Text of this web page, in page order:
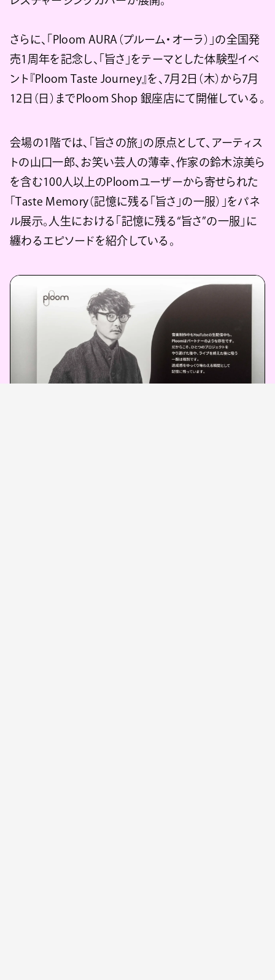
さらに、「Ploom AURA（プルーム・オーラ）」の全国発
売1周年を記念し、「旨さ」をテーマとした体験型イベ
ント『Ploom Taste Journey』を、7月2日（木）から7月
12日（日）までPloom Shop 銀座店にて開催している。
会場の1階では、「旨さの旅」の原点として、アーティス
トの山口一郎、お笑い芸人の薄幸、作家の鈴木涼美ら
を含む100人以上のPloomユーザーから寄せられた
「Taste Memory（記憶に残る「旨さ」の一服）」をパネ
ル展示。人生における「記憶に残る“旨さ”の一服」に
纏わるエピソードを紹介している。